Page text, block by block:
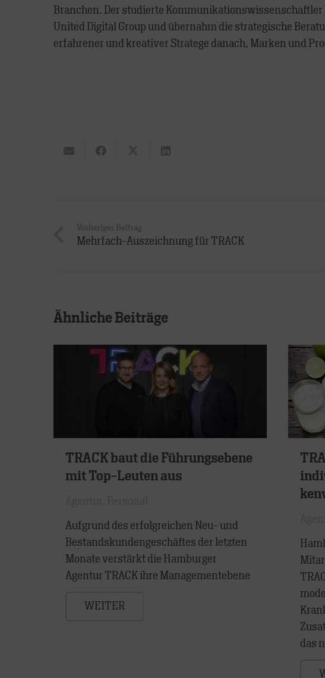
Branchen. Der studierte
United Digital Group und übernahm die strategische
erfahrener und kreativer Stratege danach, Marken und
Vorheriger Beitrag
Mehrfach-Auszeichnung für TRACK
Ähnliche Beiträge
TRACK baut die Führungsebene
mit Top-Leuten aus
Aufgrund des erfolgreichen Neu- und
Bestandskundengeschäftes der letzten
Monate verstärkt die Hamburger
Agentur TRACK ihre Managementebene
WEITER
das